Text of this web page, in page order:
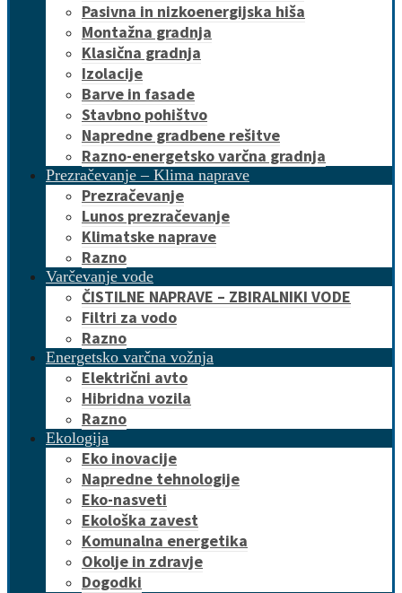
Pasivna in nizkoenergijska hiša
Montažna gradnja
Klasična gradnja
Izolacije
Barve in fasade
Stavbno pohištvo
Napredne gradbene rešitve
Razno-energetsko varčna gradnja
Prezračevanje – Klima naprave
Prezračevanje
Lunos prezračevanje
Klimatske naprave
Razno
Varčevanje vode
ČISTILNE NAPRAVE – ZBIRALNIKI VODE
Filtri za vodo
Razno
Energetsko varčna vožnja
Električni avto
Hibridna vozila
Razno
Ekologija
Eko inovacije
Napredne tehnologije
Eko-nasveti
Ekološka zavest
Komunalna energetika
Okolje in zdravje
Dogodki